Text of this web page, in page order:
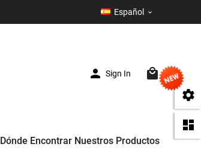


Español 
 Sign In (0)
Dónde Encontrar Nuestros Productos